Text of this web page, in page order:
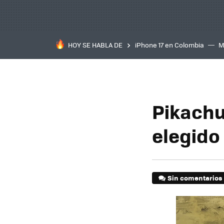
HOY SE HABLA DE iPhone 17 en Colombia
inteligente
IA TCL
Sin comentarios